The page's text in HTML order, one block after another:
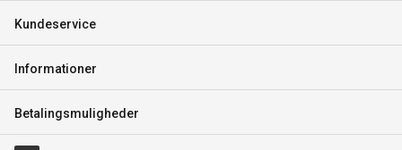
Kundeservice
Informationer
Betalingsmuligheder